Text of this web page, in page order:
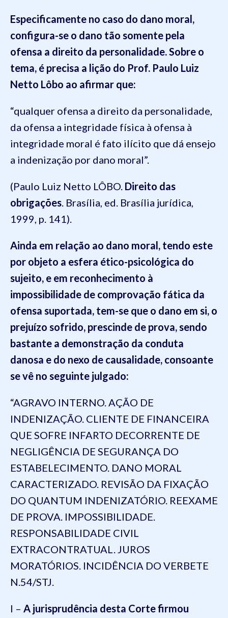
Especificamente no caso do dano moral,
configura-se o dano tão somente pela
ofensa a direito da personalidade. Sobre o
tema, é precisa a lição do Prof. Paulo Luiz
Netto Lôbo ao afirmar que:
“qualquer ofensa a direito da personalidade,
da ofensa a integridade física à ofensa à
integridade moral é fato ilícito que dá ensejo
a indenização por dano moral”.
(Paulo Luiz Netto LÔBO. Direito das
obrigações. Brasília, ed. Brasília jurídica,
1999, p. 141).
Ainda em relação ao dano moral, tendo este
por objeto a esfera ético-psicológica do
sujeito, e em reconhecimento à
impossibilidade de comprovação fática da
ofensa suportada, tem-se que o dano em si, o
prejuízo sofrido, prescinde de prova, sendo
bastante a demonstração da conduta
danosa e do nexo de causalidade, consoante
se vê no seguinte julgado:
“AGRAVO INTERNO. AÇÃO DE
INDENIZAÇÃO. CLIENTE DE FINANCEIRA
QUE SOFRE INFARTO DECORRENTE DE
NEGLIGÊNCIA DE SEGURANÇA DO
ESTABELECIMENTO. DANO MORAL
CARACTERIZADO. REVISÃO DA FIXAÇÃO
DO QUANTUM INDENIZATÓRIO. REEXAME
DE PROVA. IMPOSSIBILIDADE.
RESPONSABILIDADE CIVIL
EXTRACONTRATUAL. JUROS
MORATÓRIOS. INCIDÊNCIA DO VERBETE
N.54/STJ.
I – A jurisprudência desta Corte firmou